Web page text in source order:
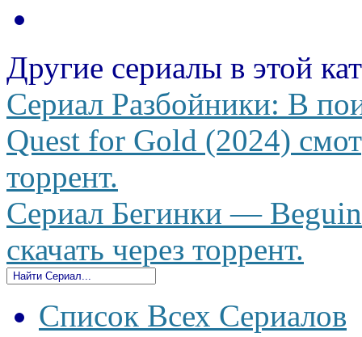
Другие сериалы в этой
Сериал Разбойники: В
Quest for Gold (2024)
торрент.
Сериал Бегинки —
скачать через торрент.
Список Всех Сериалов